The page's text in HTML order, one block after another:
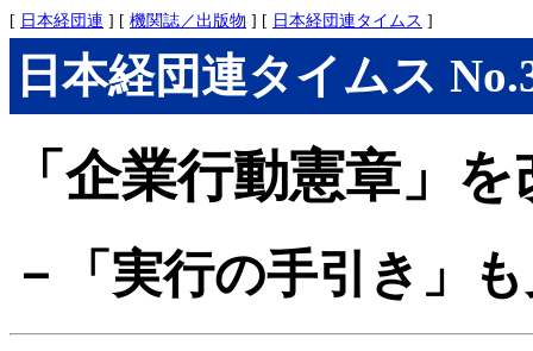
[ 日本経団連 ] [ 機関誌／出版物 ] [ 日本経団連タイムス ]
日本経団連タイムス
「企業行動憲章」
－「実行の手引き」